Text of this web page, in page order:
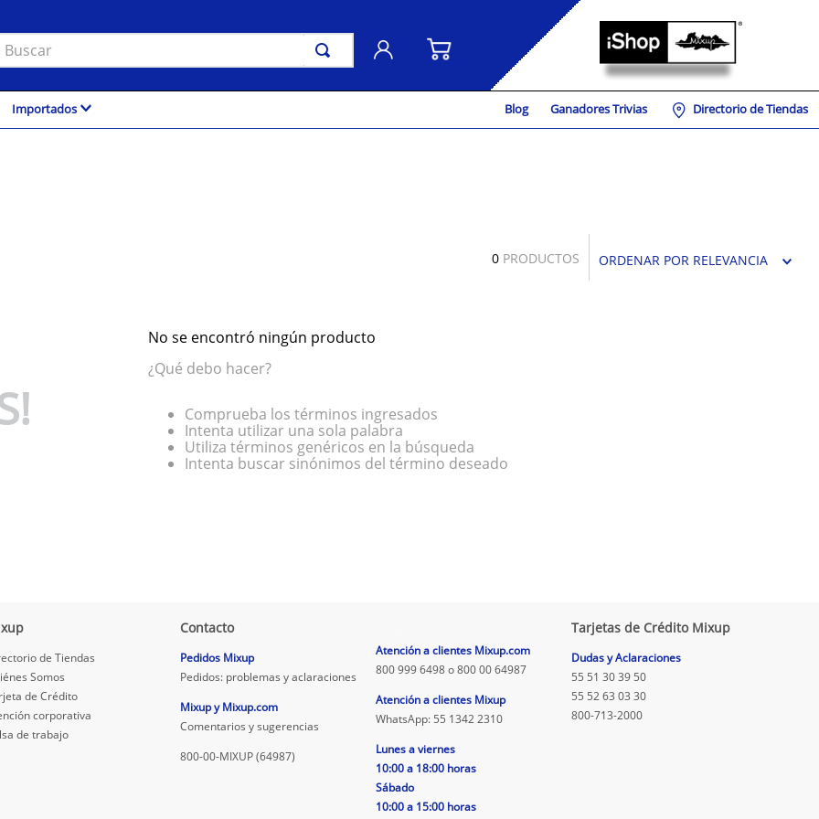
Importados Blog Ganadores Trivias Directorio de Tiendas
0 PRODUCTOS ORDENAR POR RELEVANCIA
No se encontró ningún producto
¿Qué debo hacer?
Comprueba los términos ingresados
Intenta utilizar una sola palabra
Utiliza términos genéricos en la búsqueda
Intenta buscar sinónimos del término deseado
de Tiendas
Somos
de Crédito
corporativa
de trabajo
Contacto
Pedidos Mixup
Pedidos: problemas y aclaraciones
Mixup y Mixup.com
Comentarios y sugerencias
800-00-MIXUP (64987)
Atención a clientes Mixup.com
800 999 6498 o 800 00 64987
Atención a clientes Mixup
WhatsApp: 55 1342 2310
Lunes a viernes
10:00 a 18:00 horas
Sábado
10:00 a 15:00 horas
Tarjetas de Crédito Mixup
Dudas y Aclaraciones
55 51 30 39 50
55 52 63 03 30
800-713-2000